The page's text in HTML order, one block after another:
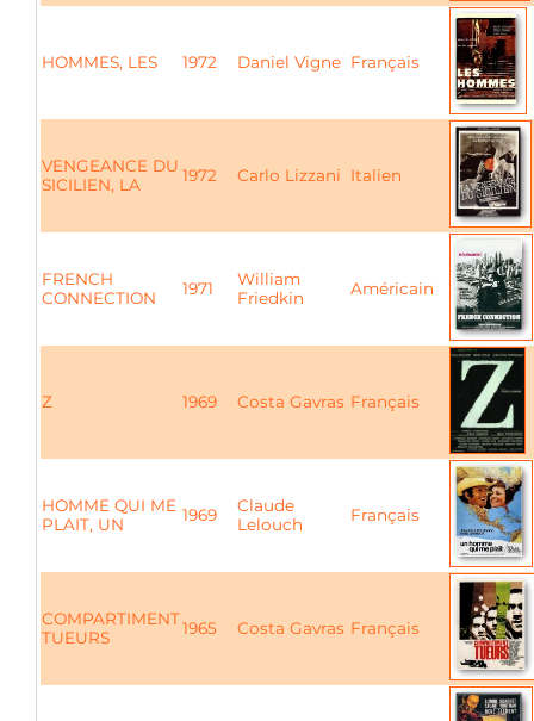
HOMMES, LES 1972 Daniel Vigne Français
VENGEANCE DU
SICILIEN, LA
1972 Carlo Lizzani Italien
FRENCH
CONNECTION
1971
William
Friedkin
Américain
Z 1969 Costa Gavras Français
HOMME QUI ME
PLAIT, UN
1969
Claude
Lelouch
Français
COMPARTIMENT
TUEURS
1965 Costa Gavras Français